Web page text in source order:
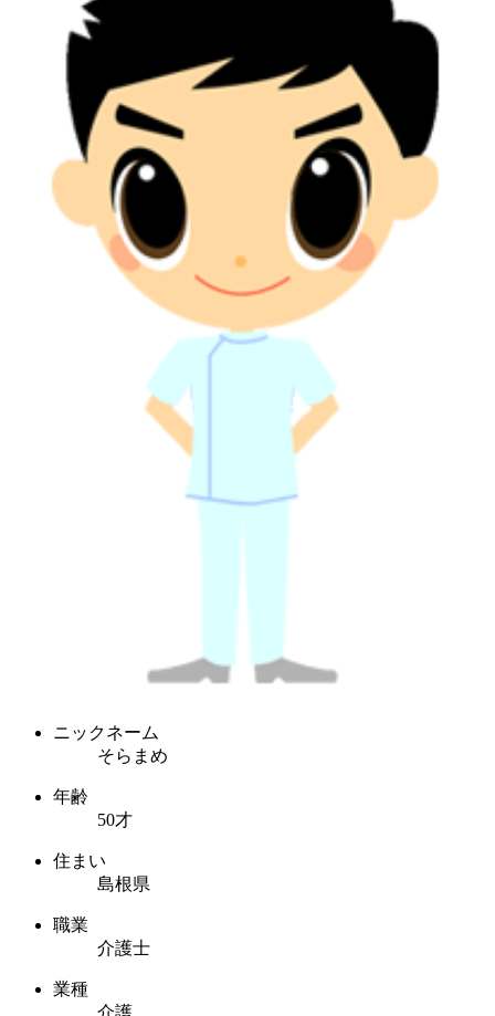
ニックネーム
そらまめ
年齢
50才
住まい
島根県
職業
介護士
業種